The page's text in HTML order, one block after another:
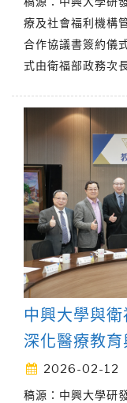
療及社會福利機構
合作協議書簽約儀
式由衛福部政務次
中興大學與
深化醫療教
2026-02-12
稿源：中興大學研